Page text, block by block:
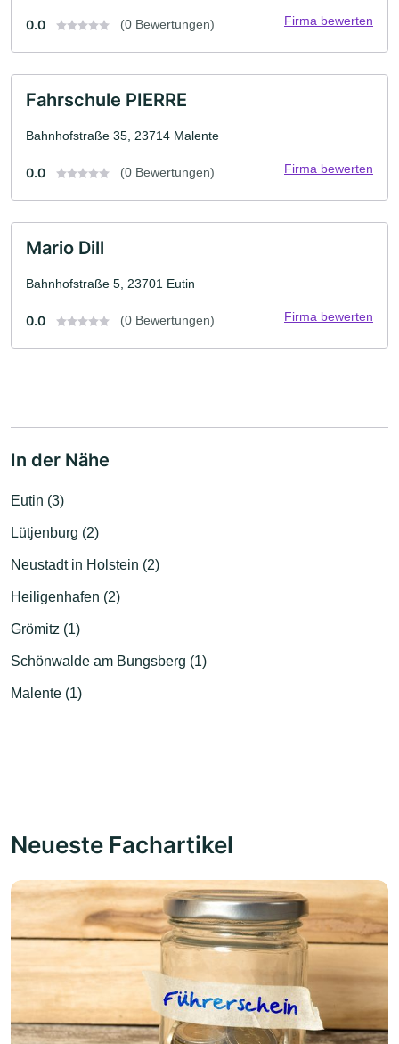
0.0 (0 Bewertungen) Firma bewerten
Fahrschule PIERRE
Bahnhofstraße 35, 23714 Malente
0.0 (0 Bewertungen) Firma bewerten
Mario Dill
Bahnhofstraße 5, 23701 Eutin
0.0 (0 Bewertungen) Firma bewerten
In der Nähe
Eutin (3)
Lütjenburg (2)
Neustadt in Holstein (2)
Heiligenhafen (2)
Grömitz (1)
Schönwalde am Bungsberg (1)
Malente (1)
Neueste Fachartikel